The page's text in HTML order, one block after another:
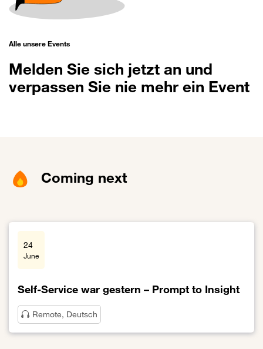
Alle unsere Events
Melden Sie sich jetzt an und
verpassen Sie nie mehr ein Event
Coming next
Self-Service war gestern – Prompt to Insight
24
June
Remote, Deutsch